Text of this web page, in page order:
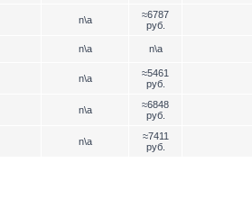
n\a
≈6787
руб.
n\a n\a
n\a
≈5461
руб.
n\a
≈6848
руб.
n\a
≈7411
руб.